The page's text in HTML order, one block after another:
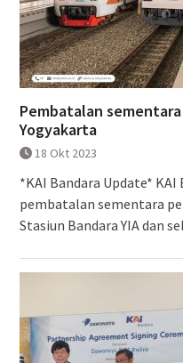
Pembatalan sementara
Yogyakarta
18 Okt 2023
*KAI Bandara Update*
pembatalan sementara
Stasiun Bandara YIA dan